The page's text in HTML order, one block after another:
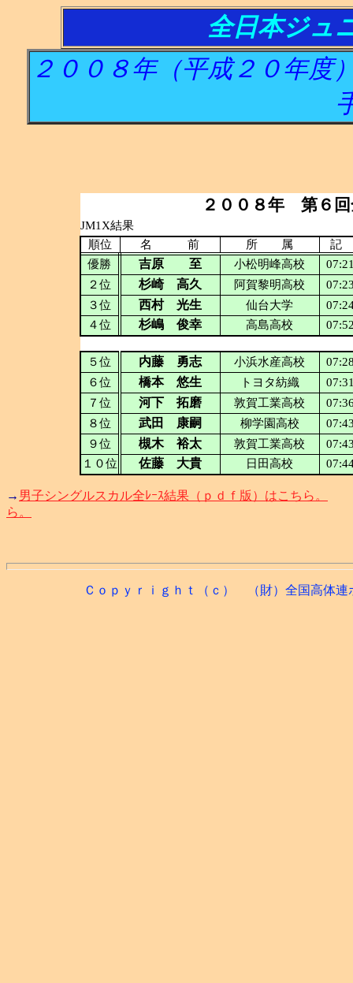
全日本ジュ
２００８年（平成２０年
２００８年 第６
JM1X結果
順位
名 前 所 属
記
優勝
吉原 至 小松明峰高校
２位
杉崎 高久 阿賀黎明高校
３位
西村 光生 仙台大学
４位
杉嶋 俊幸 高島高校
５位 内藤 勇志 小浜水産高校
６位
橋本 悠生 トヨタ紡織
７位
河下 拓磨 敦賀工業高校
８位
武田 康嗣 柳学園高校
９位
槻木 裕太 敦賀工業高校
１０位
佐藤 大貴 日田高校
→ 男子シングルスカル全ﾚｰｽ結果（ｐｄｆ版）はこちら。
ら。
Ｃｏｐｙｒｉｇｈｔ（ｃ） （財）全国高体